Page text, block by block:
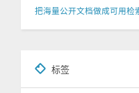
把海量公开文档做成可用检
标签